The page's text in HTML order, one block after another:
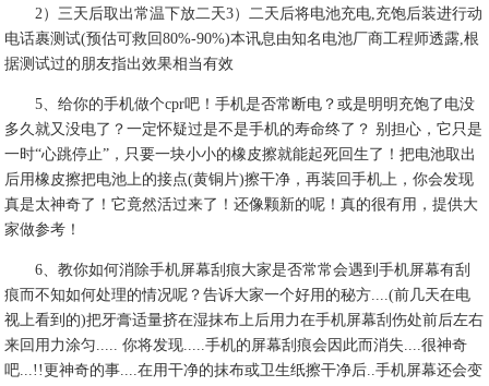
2）三天后取出常温下放二天3）二天后将电池充电,充饱后装进行动
电话裹测试(预估可救回80%-90%)本讯息由知名电池厂商工程师透露,根
据测试过的朋友指出效果相当有效
5、给你的手机做个cpr吧！手机是否常断电？或是明明充饱了电没
多久就又没电了？一定怀疑过是不是手机的寿命终了？ 别担心，它只是
一时“心跳停止”，只要一块小小的橡皮擦就能起死回生了！把电池取出
后用橡皮擦把电池上的接点(黄铜片)擦干净，再装回手机上，你会发现
真是太神奇了！它竟然活过来了！还像颗新的呢！真的很有用，提供大
家做参考！
6、教你如何消除手机屏幕刮痕大家是否常常会遇到手机屏幕有刮
痕而不知如何处理的情况呢？告诉大家一个好用的秘方....(前几天在电
视上看到的)把牙膏适量挤在湿抹布上后用力在手机屏幕刮伤处前后左右
来回用力涂匀..... 你将发现.....手机的屏幕刮痕会因此而消失....很神奇
吧...!!更神奇的事....在用干净的抹布或卫生纸擦干净后..手机屏幕还会变